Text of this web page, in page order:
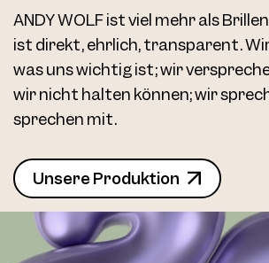
ANDY WOLF ist viel mehr als
ist direkt, ehrlich, transparent.
was uns wichtig ist; wir
wir nicht halten können; wir
sprechen mit.
Unsere Produktion